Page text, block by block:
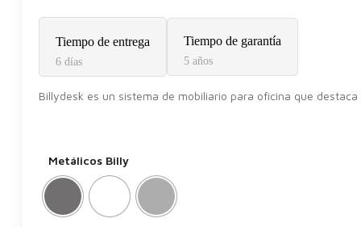
Tiempo de entrega
6 días
Tiempo de garantía
5 años
Billydesk es un sistema de mobiliario para oficina que
Metálicos Billy